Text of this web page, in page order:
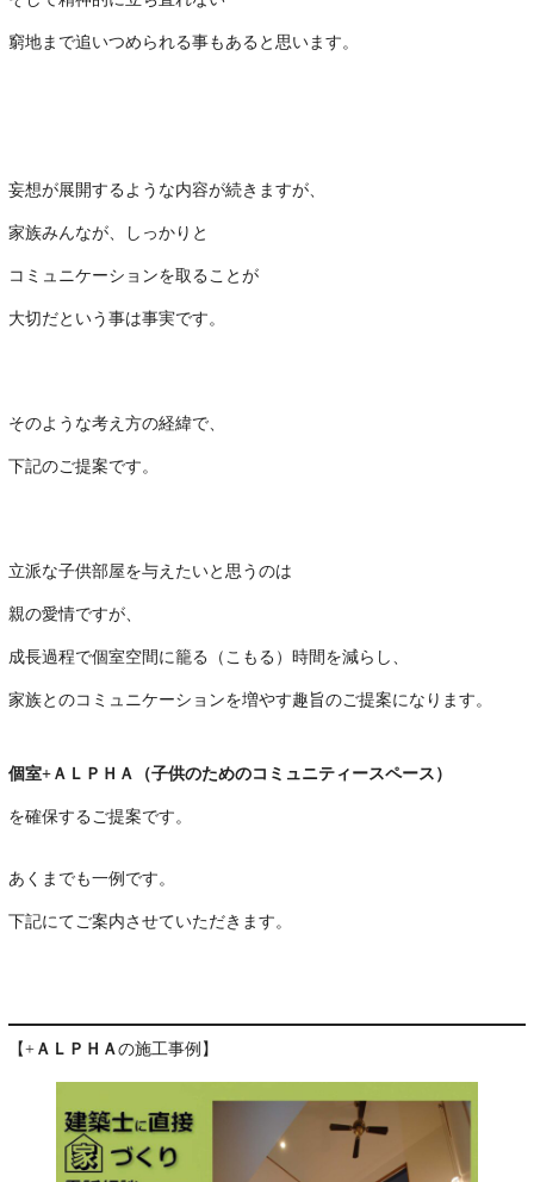
窮地まで追いつめられる事もあると思います。
妄想が展開するような内容が続きますが、
家族みんなが、しっかりと
コミュニケーションを取ることが
大切だという事は事実です。
そのような考え方の経緯で、
下記のご提案です。
立派な子供部屋を与えたいと思うのは
親の愛情ですが、
成長過程で個室空間に籠る（こもる）時間を減らし、
家族とのコミュニケーションを増やす趣旨のご提案になります。
個室+ＡＬＰＨＡ（子供のためのコミュニティースペース）
を確保するご提案です。
あくまでも一例です。
下記にてご案内させていただきます。
【+ＡＬＰＨＡの施工事例】